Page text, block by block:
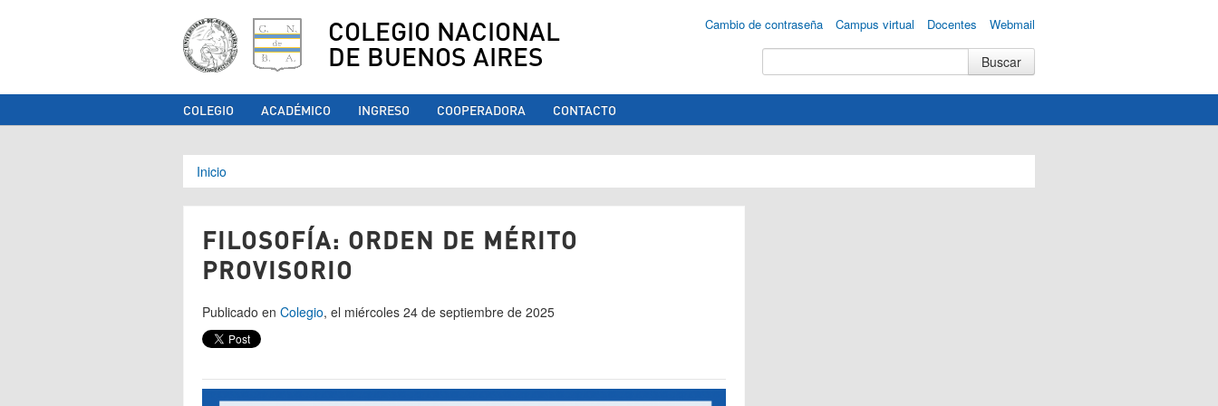
COLEGIO NACIONAL
DE BUENOS AIRES
Cambio de contraseña Campus virtual Docentes Webmail
COLEGIO ACADÉMICO INGRESO COOPERADORA CONTACTO
Se encuentra usted aquí
Inicio
FILOSOFÍA: ORDEN DE MÉRITO
PROVISORIO
Publicado en Colegio, el miércoles 24 de septiembre de 2025